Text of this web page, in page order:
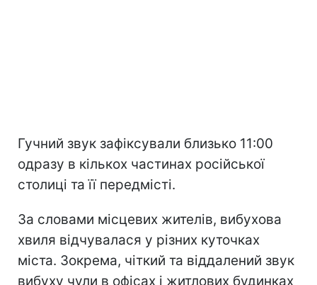
Гучний звук зафіксували близько 11:00
одразу в кількох частинах російської
столиці та її передмісті.
За словами місцевих жителів, вибухова
хвиля відчувалася у різних куточках
міста. Зокрема, чіткий та віддалений звук
вибуху чули в офісах і житлових будинках